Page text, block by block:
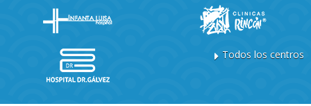
Todos los centros